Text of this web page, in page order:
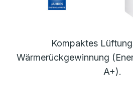
Kompaktes
Wärmerückgewinnung
A+).